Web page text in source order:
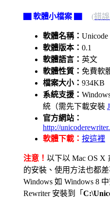
▇ 軟體小檔案 ▇ (錯
軟體名稱： Unicode
軟體版本： 0.1
軟體語言： 英文
軟體性質： 免費軟
檔案大小： 934KB
系統支援：
統（需先下載安裝
官方網站：
http://
軟體下載： 按這裡
注意！ 以下以 Mac OS X
的安裝、使用方法也都
Windows 如 Windows 8
Rewriter 安裝到「